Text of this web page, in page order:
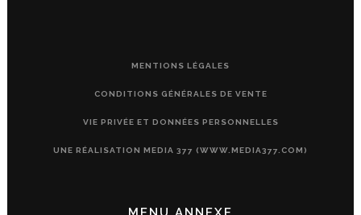
MENTIONS LÉGALES
CONDITIONS GÉNÉRALES DE VENTE
VIE PRIVÉE ET DONNÉES PERSONNELLES
UNE RÉALISATION MEDIA 377 (WWW.MEDIA377.COM)